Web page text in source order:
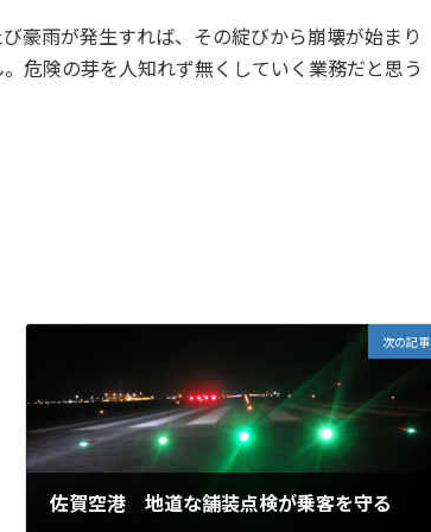
豪雨が発生すれば、その綻びから崩壊が始まり
危険の芽を人知れず無くしていく業務だと思う
次の記事
佐賀空港 地道な舗装点検が乗客を守る